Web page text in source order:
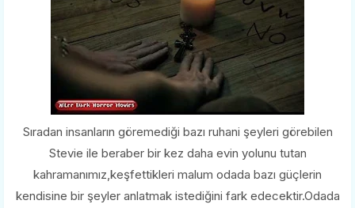
Sıradan insanların göremediği bazı ruhani şeyleri görebilen
Stevie ile beraber bir kez daha evin yolunu tutan
kahramanımız,keşfettikleri malum odada bazı güçlerin
kendisine bir şeyler anlatmak istediğini fark edecektir.Odada